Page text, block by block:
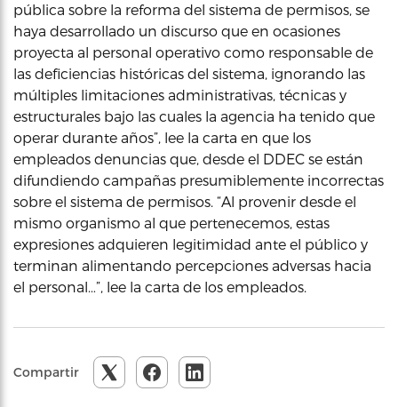
pública sobre la reforma del sistema de permisos, se
haya desarrollado un discurso que en ocasiones
proyecta al personal operativo como responsable de
las deficiencias históricas del sistema, ignorando las
múltiples limitaciones administrativas, técnicas y
estructurales bajo las cuales la agencia ha tenido que
operar durante años”, lee la carta en que los
empleados denuncias que, desde el DDEC se están
difundiendo campañas presumiblemente incorrectas
sobre el sistema de permisos. “Al provenir desde el
mismo organismo al que pertenecemos, estas
expresiones adquieren legitimidad ante el público y
terminan alimentando percepciones adversas hacia
el personal…”, lee la carta de los empleados.
Compartir